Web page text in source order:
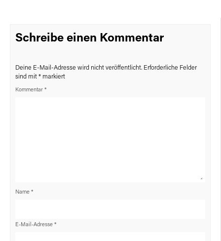
Schreibe einen Kommentar
Deine E-Mail-Adresse wird nicht veröffentlicht. Erforderliche Felder
sind mit * markiert
Kommentar *
Name *
E-Mail-Adresse *